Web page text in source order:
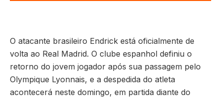
O atacante brasileiro Endrick está oficialmente de
volta ao Real Madrid. O clube espanhol definiu o
retorno do jovem jogador após sua passagem pelo
Olympique Lyonnais, e a despedida do atleta
acontecerá neste domingo, em partida diante do